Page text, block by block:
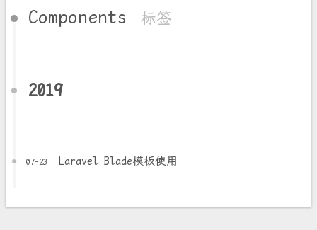
Components 标签
2019
07-23 Laravel Blade模板使用